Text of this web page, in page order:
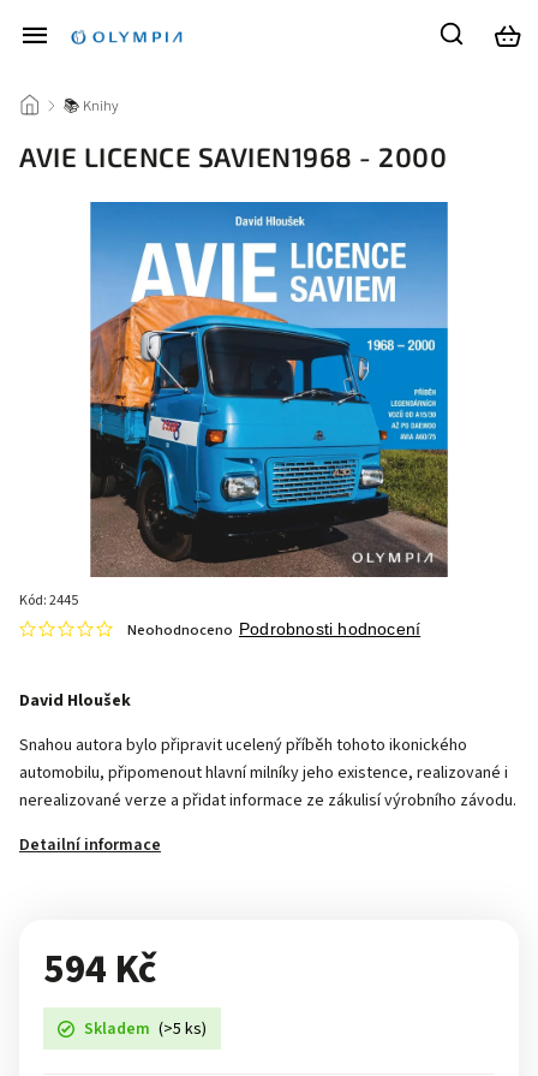
/ 📚 Knihy
AVIE LICENCE SAVIEN1968 - 2000
Kód:2445
Neohodnoceno Podrobnosti hodnocení
David Hloušek
Snahou autora bylo připravit ucelený příběh tohoto ikonického
automobilu, připomenout hlavní milníky jeho existence, realizované i
nerealizované verze a přidat informace ze zákulisí výrobního závodu.
Detailní informace
594 Kč
Skladem (>5 ks)